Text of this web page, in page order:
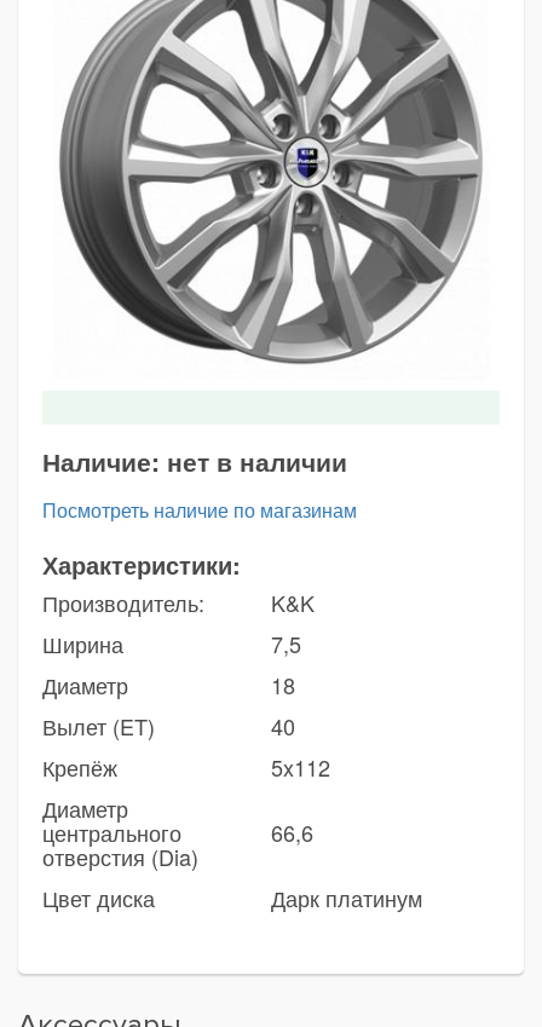
Наличие: нет в наличии
Посмотреть наличие по магазинам
Характеристики:
Производитель:
K&K
Ширина
7,5
Диаметр
18
Вылет (ET)
40
Крепёж
5x112
Диаметр
центрального
отверстия (Dia)
66,6
Цвет диска Дарк платинум